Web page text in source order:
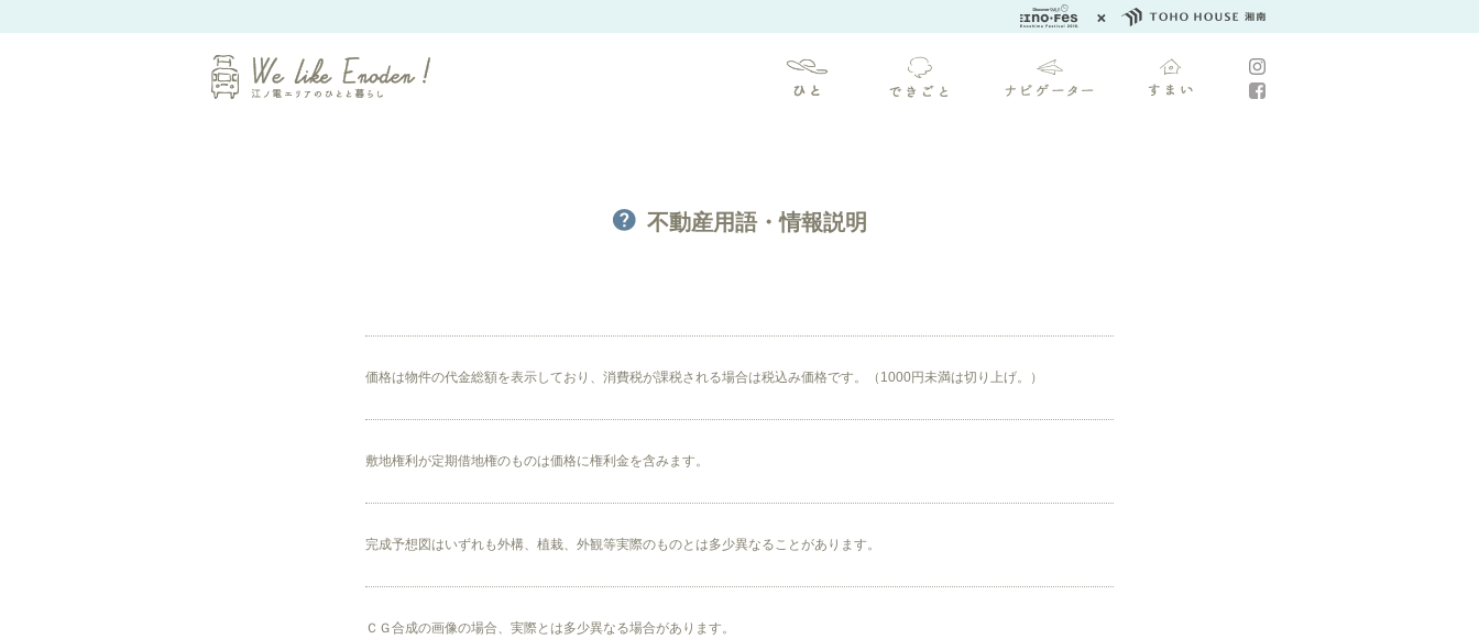
不動産用語・情報説明
価格は物件の代金総額を表示しており、消費税が課税される場合は税込み価格です。（1000円未満は切り上げ。）
敷地権利が定期借地権のものは価格に権利金を含みます。
完成予想図はいずれも外構、植栽、外観等実際のものとは多少異なることがあります。
ＣＧ合成の画像の場合、実際とは多少異なる場合があります。